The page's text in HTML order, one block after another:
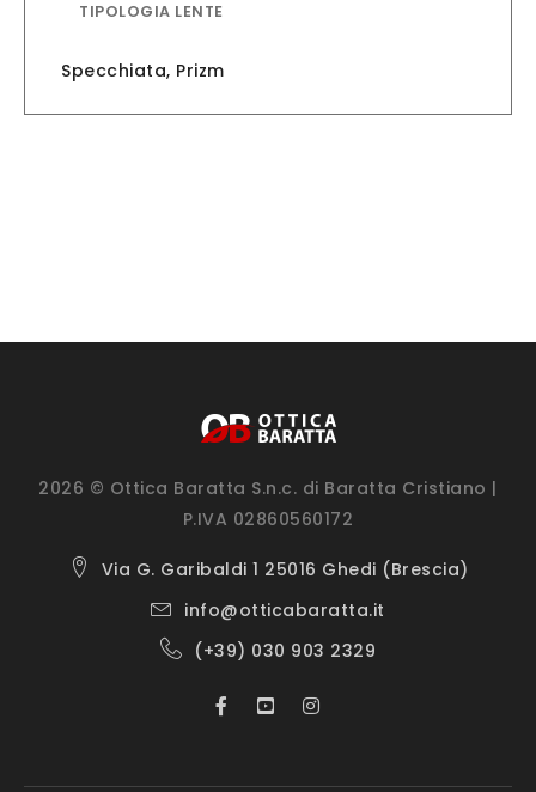
TIPOLOGIA LENTE
Specchiata, Prizm
2026 © Ottica Baratta S.n.c. di Baratta Cristiano |
P.IVA 02860560172
Via G. Garibaldi 1 25016 Ghedi (Brescia)
info@otticabaratta.it
(+39) 030 903 2329